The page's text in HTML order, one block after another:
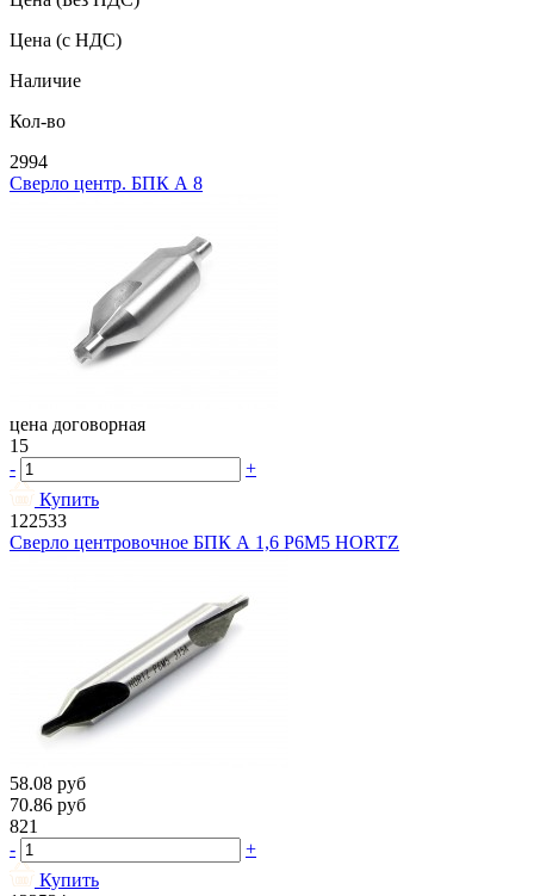
Цена (с НДС)
Наличие
Кол-во
2994
Сверло центр. БПК А 8
цена договорная
15
-
+
Купить
122533
Сверло центровочное БПК А 1,6 Р6М5 HORTZ
58.08 руб
70.86 руб
821
-
+
Купить